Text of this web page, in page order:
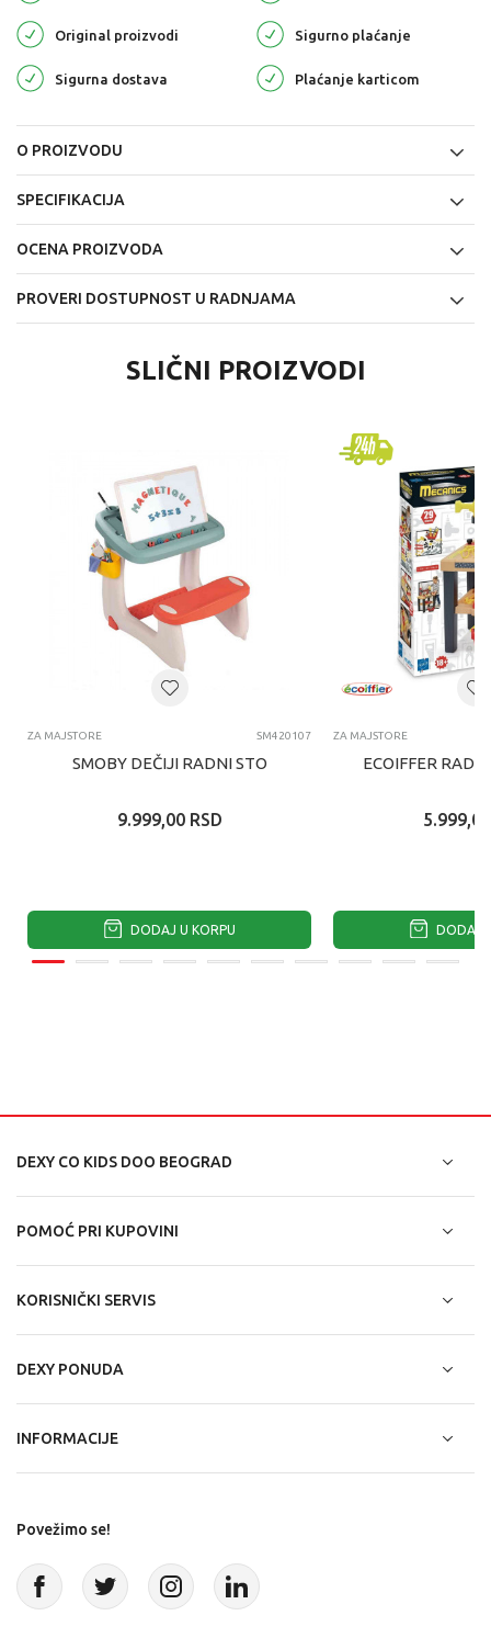
Original proizvodi Sigurno plaćanje
Sigurna dostava Plaćanje karticom
O PROIZVODU
SPECIFIKACIJA
OCENA PROIZVODA
PROVERI DOSTUPNOST U RADNJAMA
SLIČNI PROIZVODI
ZA MAJSTORE SM420107
SMOBY DEČIJI RADNI STO
9.999,00 RSD
DODAJ U KORPU
ZA MAJSTORE
ECOIFFER
5.999,00
DODAJ
DEXY CO KIDS DOO BEOGRAD
POMOĆ PRI KUPOVINI
KORISNIČKI SERVIS
DEXY PONUDA
INFORMACIJE
Povežimo se!